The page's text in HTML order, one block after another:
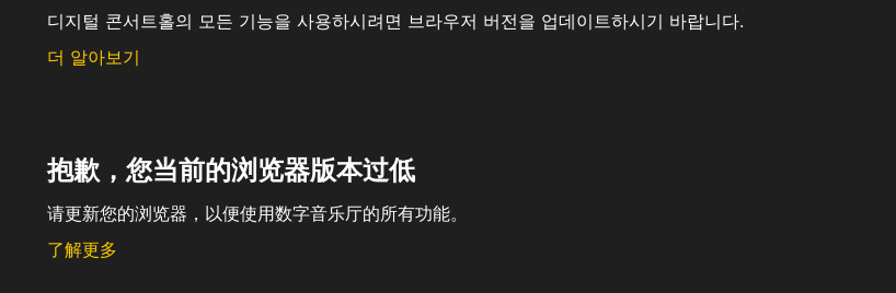
디지털 콘서트홀의 모든 기능을 사용하시려면 브라우저 버전을 업데이트하시기 바랍니다.
더 알아보기
抱歉，您当前的浏览器版本过低
请更新您的浏览器，以便使用数字音乐厅的所有功能。
了解更多